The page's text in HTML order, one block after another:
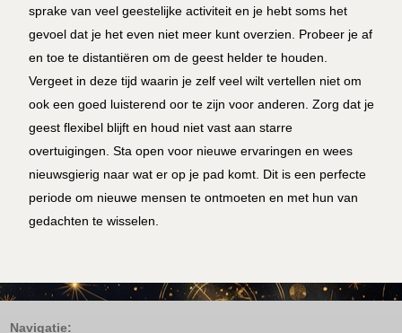
sprake van veel geestelijke activiteit en je hebt soms het
gevoel dat je het even niet meer kunt overzien. Probeer je af
en toe te distantiëren om de geest helder te houden.
Vergeet in deze tijd waarin je zelf veel wilt vertellen niet om
ook een goed luisterend oor te zijn voor anderen. Zorg dat je
geest flexibel blijft en houd niet vast aan starre
overtuigingen. Sta open voor nieuwe ervaringen en wees
nieuwsgierig naar wat er op je pad komt. Dit is een perfecte
periode om nieuwe mensen te ontmoeten en met hun van
gedachten te wisselen.
Navigatie: